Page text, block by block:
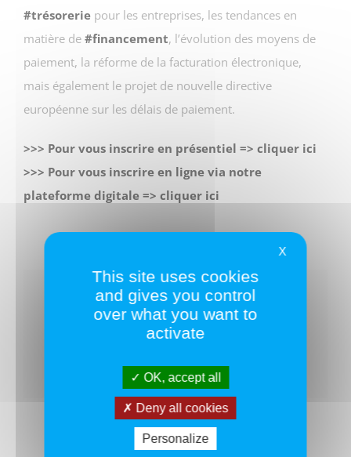
#trésorerie pour les entreprises, les tendances en
matière de #financement, l’évolution des moyens de
paiement, la réforme de la facturation électronique,
mais également le projet de nouvelle directive
européenne sur les délais de paiement.
>>> Pour vous inscrire en présentiel => cliquer ici
>>> Pour vous inscrire en ligne via notre
plateforme digitale => cliquer ici
Partagez ce texte !
X
This site uses cookies
and gives you control
over what you want to
activate
OK, accept all
Deny all cookies
Personalize